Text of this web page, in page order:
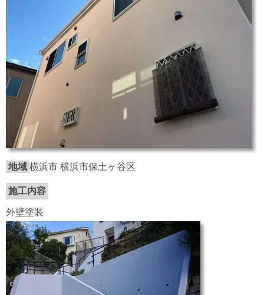
地域 横浜市 横浜市保土ヶ谷区
施工内容
外壁塗装